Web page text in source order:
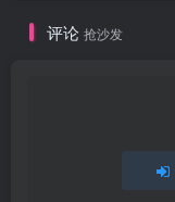
评论 抢沙发